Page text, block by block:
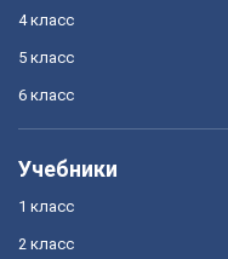
4 класс
5 класс
6 класс
Учебники
1 класс
2 класс